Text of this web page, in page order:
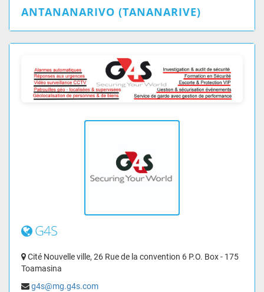
ANTANANARIVO (TANANARIVE)
G4S
Cité Nouvelle ville, 26 Rue de la convention 6 P.O. Box - 175
Toamasina
g4s@mg.g4s.com